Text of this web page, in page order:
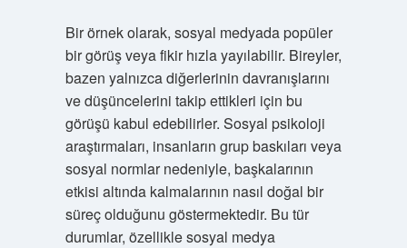
Bir örnek olarak, sosyal medyada popüler
bir görüş veya fikir hızla yayılabilir. Bireyler,
bazen yalnızca diğerlerinin davranışlarını
ve düşüncelerini takip ettikleri için bu
görüşü kabul edebilirler. Sosyal psikoloji
araştırmaları, insanların grup baskıları veya
sosyal normlar nedeniyle, başkalarının
etkisi altında kalmalarının nasıl doğal bir
süreç olduğunu göstermektedir. Bu tür
durumlar, özellikle sosyal medya